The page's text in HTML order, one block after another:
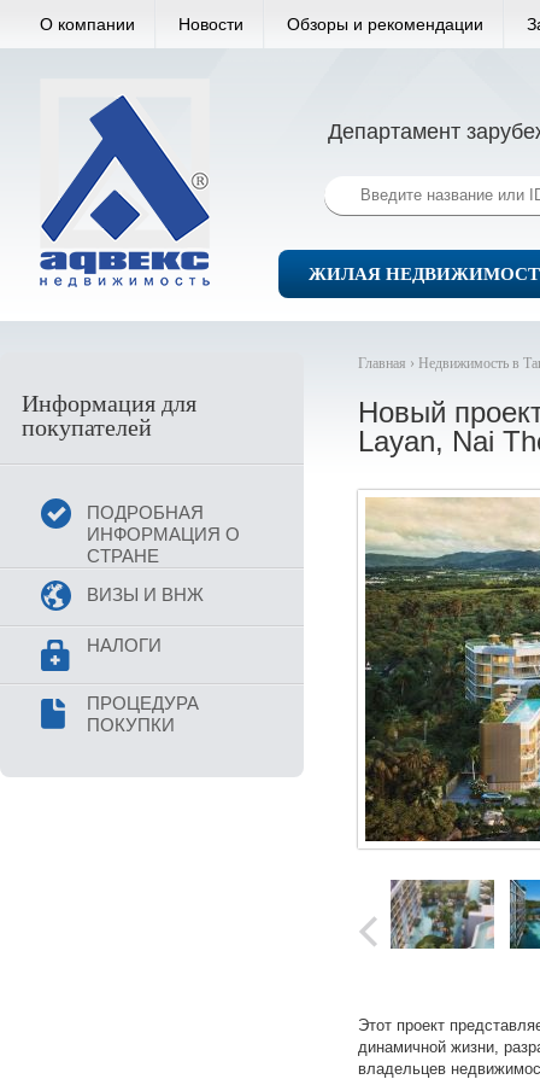
О компании Новости Обзоры и рекомендации
Департамент
ЖИЛАЯ
Главная › Недвижимость в
Новый
Layan, Nai
Этот проект
динамичной жизни,
владельцев
Информация для
покупателей
ПОДРОБНАЯ
ИНФОРМАЦИЯ О
СТРАНЕ
ВИЗЫ И ВНЖ
НАЛОГИ
ПРОЦЕДУРА
ПОКУПКИ